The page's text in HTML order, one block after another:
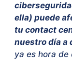
ella) puede
tu contact
nuestro día a
ya es hora de